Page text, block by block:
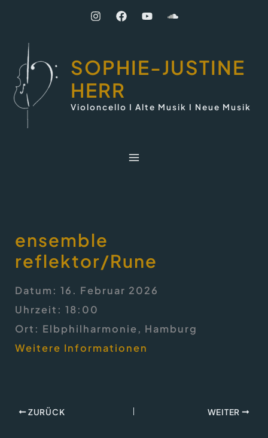
springen
SOPHIE-JUSTINE
HERR
Violoncello I Alte Musik I Neue Musik
ensemble
reflektor/Rune
Datum:16. Februar 2026
Uhrzeit:18:00
Ort: Elbphilharmonie, Hamburg
Weitere Informationen
ZURÜCK WEITER